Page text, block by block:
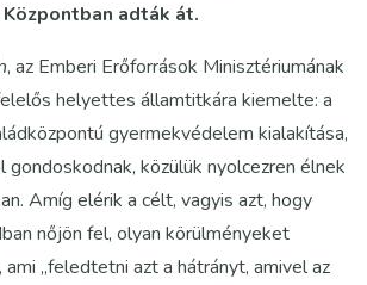
adták át.
, az Emberi Erőforrások Minisztériumának
helyettes államtitkára kiemelte: a
gyermekvédelem kialakítása,
közülük nyolcezren élnek
Amíg elérik a célt, vagyis azt, hogy
nőjön fel, olyan körülményeket
„feledtetni azt a hátrányt, amivel az